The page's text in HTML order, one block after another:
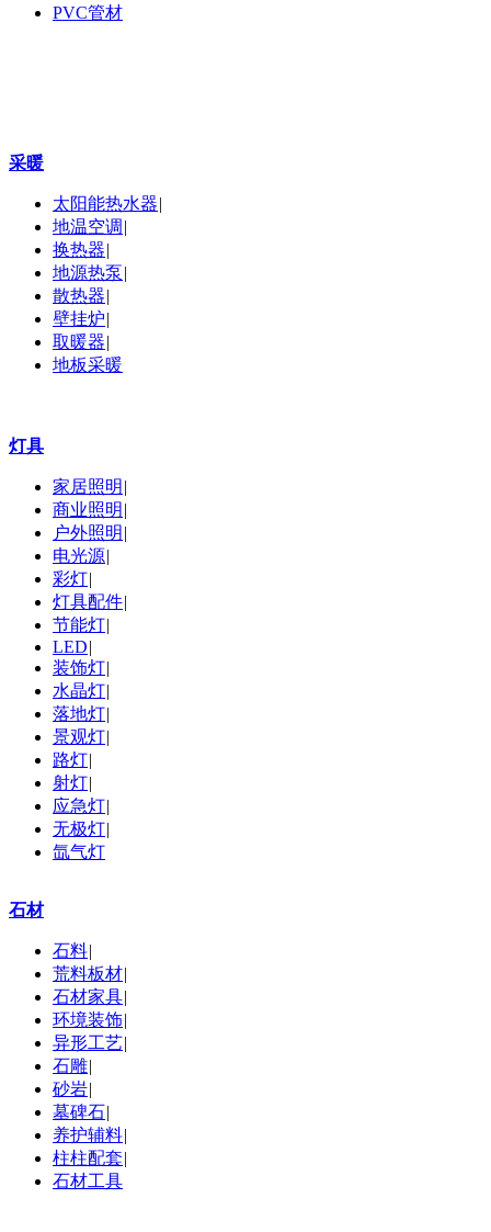
PVC管材
采暖
太阳能热水器|
地温空调 |
换热器|
地源热泵|
散热器|
壁挂炉|
取暖器|
地板采暖
灯具
家居照明 |
商业照明 |
户外照明 |
电光源|
彩灯|
灯具配件|
节能灯|
LED|
装饰灯|
水晶灯|
落地灯|
景观灯|
路灯|
射灯|
应急灯|
无极灯|
氙气灯
石材
石料|
荒料板材|
石材家具|
环境装饰|
异形工艺|
石雕|
砂岩|
墓碑石|
养护辅料|
柱柱配套|
石材工具